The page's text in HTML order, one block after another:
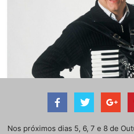
Nos próximos dias 5, 6, 7 e 8 de